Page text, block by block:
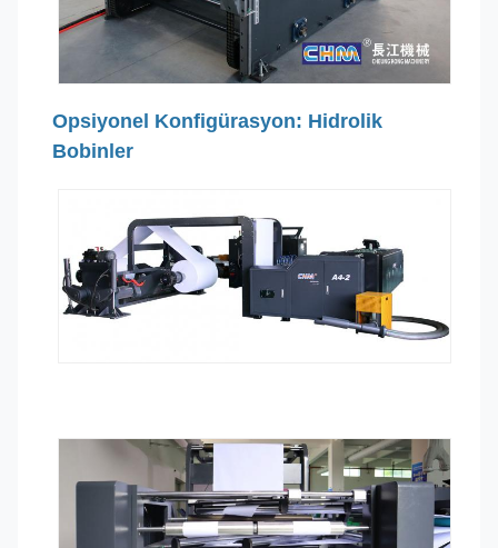
Opsiyonel Konfigürasyon: Hidrolik
Bobinler